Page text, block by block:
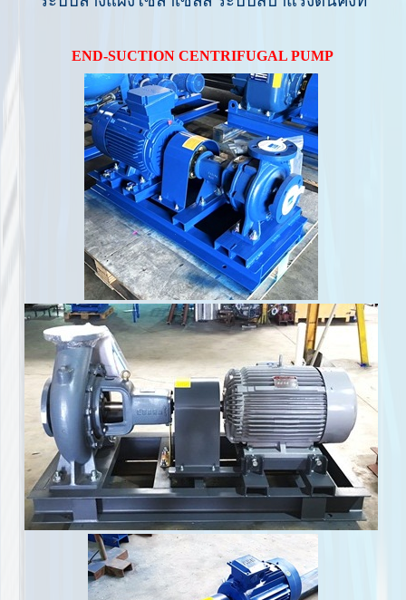
END-SUCTION CENTRIFUGAL PUMP